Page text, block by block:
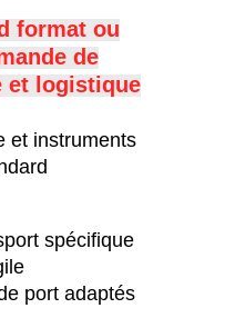
format ou
de
et logistique
et instruments
spécifique
port adaptés